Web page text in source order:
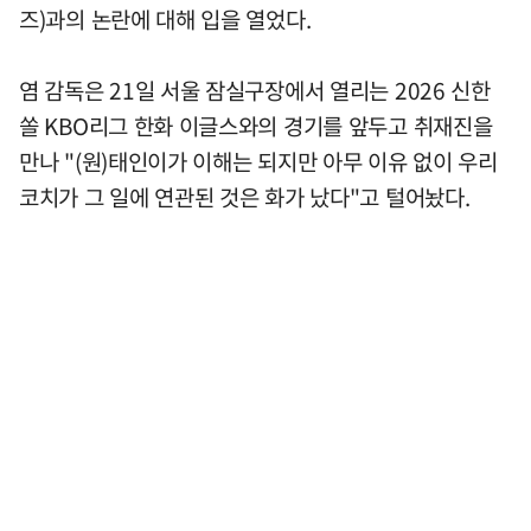
즈)과의 논란에 대해 입을 열었다.
염 감독은 21일 서울 잠실구장에서 열리는 2026 신한
쏠 KBO리그 한화 이글스와의 경기를 앞두고 취재진을
만나 "(원)태인이가 이해는 되지만 아무 이유 없이 우리
코치가 그 일에 연관된 것은 화가 났다"고 털어놨다.